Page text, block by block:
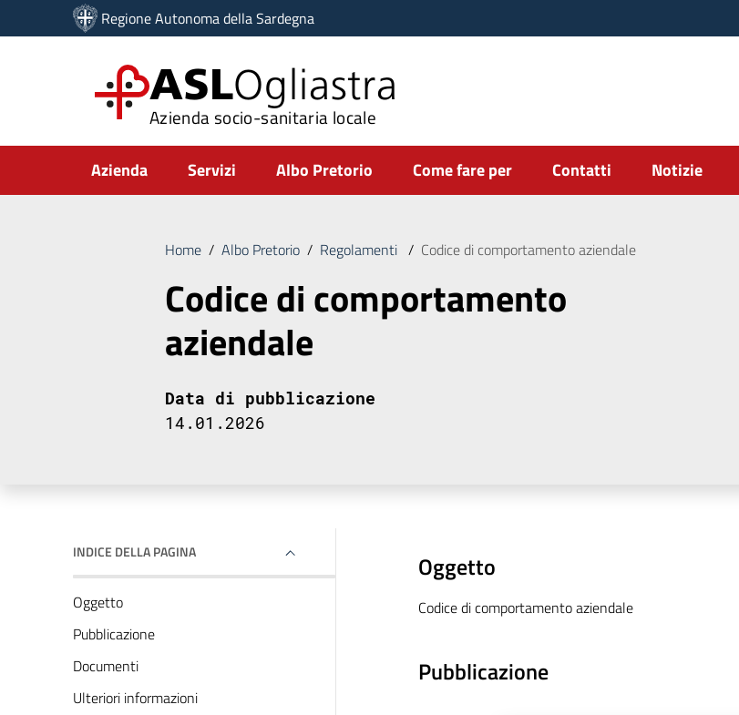
Vai ai contenuti
Vai al menu di navigazione
Regione Autonoma della Sardegna
ASLOgliastra
Azienda socio-sanitaria locale
Submenu
Azienda Servizi Albo Pretorio Come fare per Contatti Notizie
Home / Albo Pretorio / Regolamenti / Codice di comportamento aziendale
Codice di comportamento
aziendale
Data di pubblicazione
14.01.2026
INDICE DELLA PAGINA
Oggetto
Pubblicazione
Documenti
Ulteriori informazioni
Oggetto
Codice di comportamento aziendale
Pubblicazione